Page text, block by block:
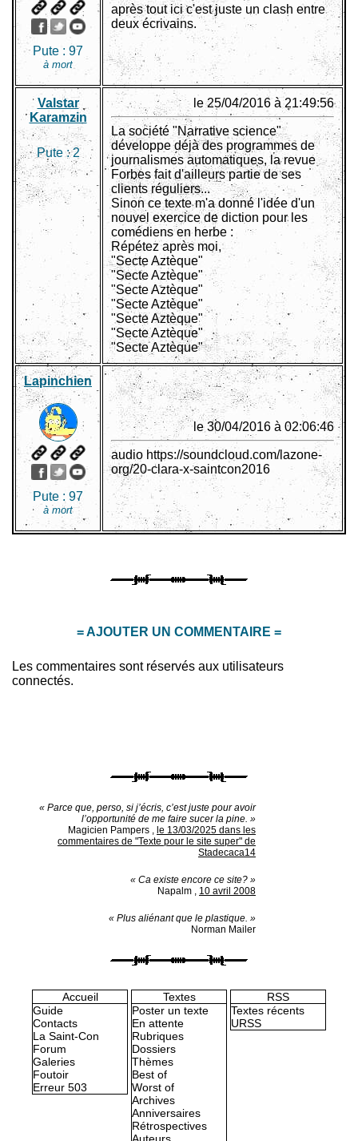
Pute : 97
à mort
après tout ici c'est juste un clash entre
deux écrivains.
Valstar
Karamzin
Pute :2
le 25/04/2016 à 21:49:56
La société "Narrative science"
développe déjà des programmes de
journalismes automatiques, la revue
Forbes fait d'ailleurs partie de ses
clients réguliers...
Sinon ce texte m'a donné l'idée d'un
nouvel exercice de diction pour les
comédiens en herbe :
Répétez après moi,
"Secte Aztèque"
"Secte Aztèque"
"Secte Aztèque"
"Secte Aztèque"
"Secte Aztèque"
"Secte Aztèque"
"Secte Aztèque"
Lapinchien
Pute : 97
à mort
le 30/04/2016 à 02:06:46
audio https://soundcloud.com/lazone-
org/20-clara-x-saintcon2016
= AJOUTER UN COMMENTAIRE =
Les commentaires sont réservés aux utilisateurs
connectés.
« Parce que, perso, si j’écris, c’est juste pour avoir
l’opportunité de me faire sucer la pine. »
Magicien Pampers , le 13/03/2025 dans les
commentaires de "Texte pour le site super" de
Stadecaca14
« Ca existe encore ce site? »
Napalm , 10 avril 2008
« Plus aliénant que le plastique. »
Norman Mailer
Accueil
Guide
Contacts
La Saint-Con
Forum
Galeries
Foutoir
Erreur 503
Textes
Poster un texte
En attente
Rubriques
Dossiers
Thèmes
Best of
Worst of
Archives
Anniversaires
Rétrospectives
Auteurs
RSS
Textes récents
URSS